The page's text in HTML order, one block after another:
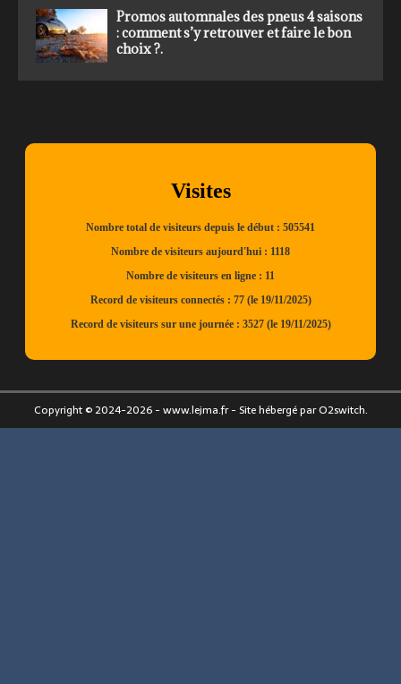
Promos automnales des pneus 4 saisons
: comment s’y retrouver et faire le bon
choix ?.
Copyright © 2024-2026 - www.lejma.fr - Site hébergé par O2switch.